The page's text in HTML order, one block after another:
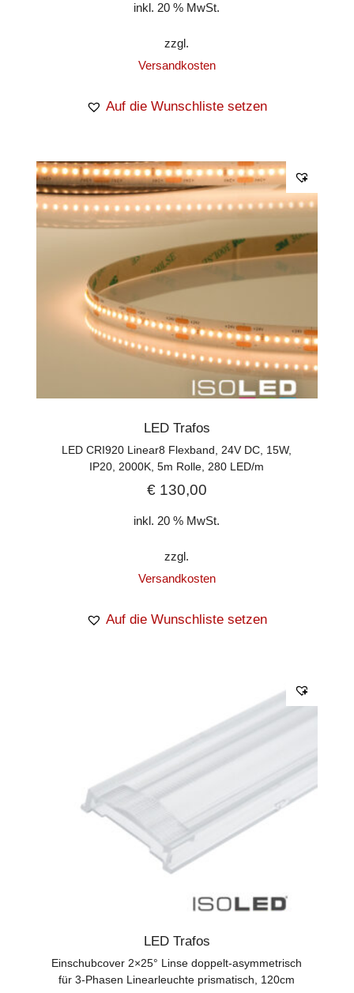
inkl. 20 % MwSt.
zzgl.
Versandkosten
Auf die Wunschliste setzen
LED Trafos
LED CRI920 Linear8 Flexband, 24V DC, 15W,
IP20, 2000K, 5m Rolle, 280 LED/m
€130,00
inkl. 20 % MwSt.
zzgl.
Versandkosten
Auf die Wunschliste setzen
LED Trafos
Einschubcover 2×25° Linse doppelt-asymmetrisch
für 3-Phasen Linearleuchte prismatisch, 120cm